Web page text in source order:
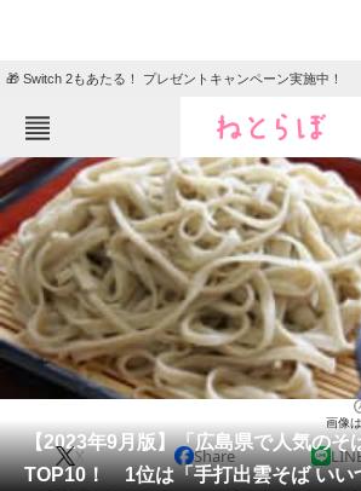
🎁 Switch 2もあたる！ プレゼントキャンペーン実施中！
ねとらぼメニュー
TOP ニュース
エンタメ クイズ
グルメ 地域
住まい 教育・育児
リサーチ
会員記事
【2023年9月版】「広島県で人気のそ
TOP10！ 1位は「手打出雲そば いい
画像
X Share